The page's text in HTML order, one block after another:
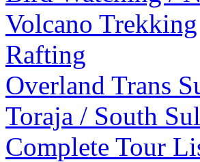
Volcano Trekking
Rafting
Overland Trans
Toraja / South
Complete Tour